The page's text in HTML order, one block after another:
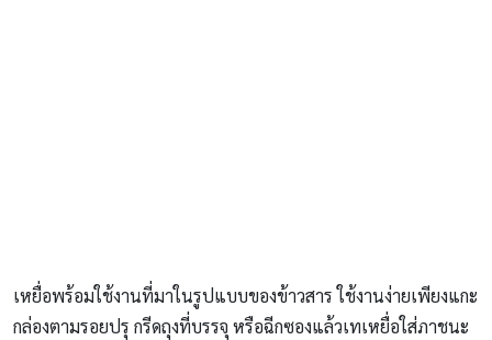
เหยื่อพร้อมใช้งานที่มาในรูปแบบของข้าวสาร ใช้งานง่ายเพียงแกะ
กล่องตามรอยปรุ กรีดถุงที่บรรจุ หรือฉีกซองแล้วเทเหยื่อใส่ภาชนะ